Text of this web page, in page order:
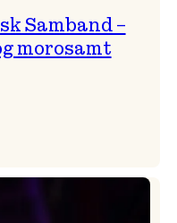
Samband –
morosamt